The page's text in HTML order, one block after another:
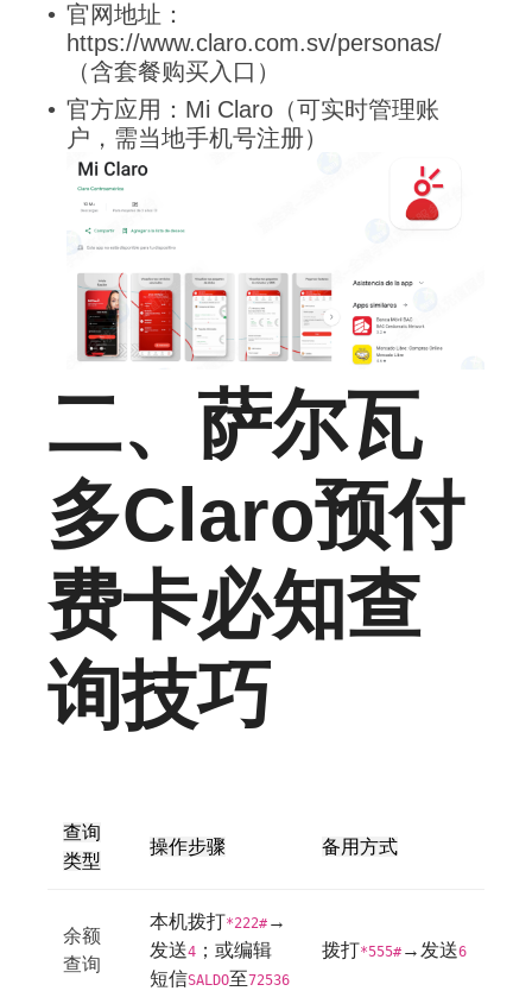
官网地址：
https://www.claro.com.sv/personas/
（含套餐购买入口）
官方应用：Mi Claro（可实时管理账
户，需当地手机号注册）
二、萨尔瓦
多Claro预付
费卡必知查
询技巧
查询
类型
操作步骤 备用方式
余额
查询
本机拨打*222# →
发送4 ；或编辑
短信SALDO至72536
拨打*555# →发送6